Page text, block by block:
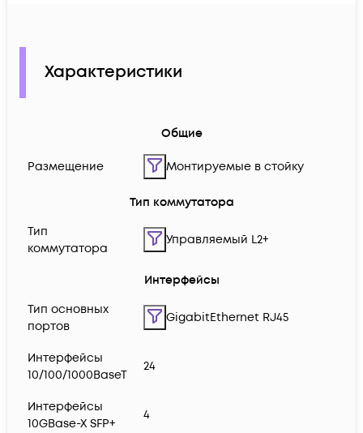
Характеристики
Общие
Размещение Монтируемые в стойку
Тип коммутатора
Тип
коммутатора
Управляемый L2+
Интерфейсы
Тип основных
портов
GigabitEthernet RJ45
Интерфейсы
10/100/1000BaseT
24
Интерфейсы
10GBase-X SFP+
4